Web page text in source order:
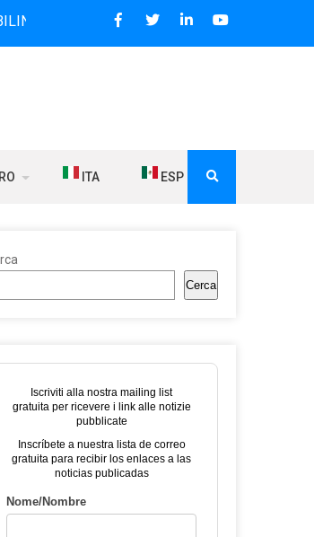
DAL 2006 DIFFONDE NOTIZIE SUI
ITA ESP
Cerca
Iscriviti alla nostra mailing list
gratuita per ricevere i link alle notizie
pubblicate
Inscríbete a nuestra lista de correo
gratuita para recibir los enlaces a las
noticias publicadas
Nome/Nombre